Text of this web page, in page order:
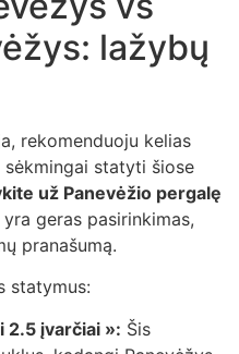
lažybų
rekomenduoju kelias
statyti šiose
už Panevėžio pergalę
yra geras pasirinkimas,
pranašumą.
statymus:
2.5 įvarčiai »: Šis